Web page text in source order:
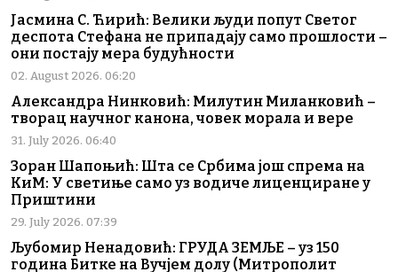
Јасмина С. Ћирић: Велики људи попут Светог
деспота Стефана не припадају само прошлости –
они постају мера будућности
02. August 2026. 06:20
Александра Нинковић: Милутин Миланковић –
творац научног канона, човек морала и вере
31. July 2026. 06:40
Зоран Шапоњић: Шта се Србима још спрема на
КиМ: У светиње само уз водиче лиценциране у
Приштини
29. July 2026. 07:39
Љубомир Ненадовић: ГРУДА ЗЕМЉЕ – уз 150
година Битке на Вучјем долу (Митрополит